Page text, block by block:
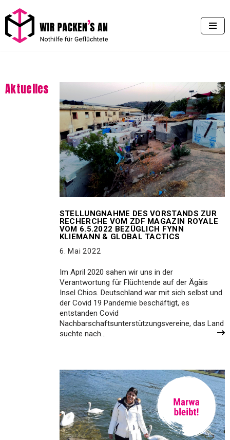
Zum
Inhalt
Aktuelles
STELLUNGNAHME DES VORSTANDS ZUR
RECHERCHE VOM ZDF MAGAZIN ROYALE
VOM 6.5.2022 BEZÜGLICH FYNN
KLIEMANN & GLOBAL TACTICS
6. Mai 2022
Im April 2020 sahen wir uns in der
Verantwortung für Flüchtende auf der Ägäis
Insel Chios. Deutschland war mit sich selbst und
der Covid 19 Pandemie beschäftigt, es
entstanden Covid
Nachbarschaftsunterstützungsvereine, das Land
suchte nach…